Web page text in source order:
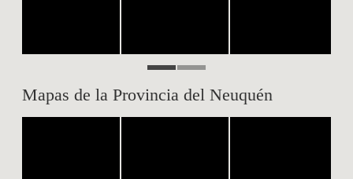
Mapas de la Provincia del Neuquén